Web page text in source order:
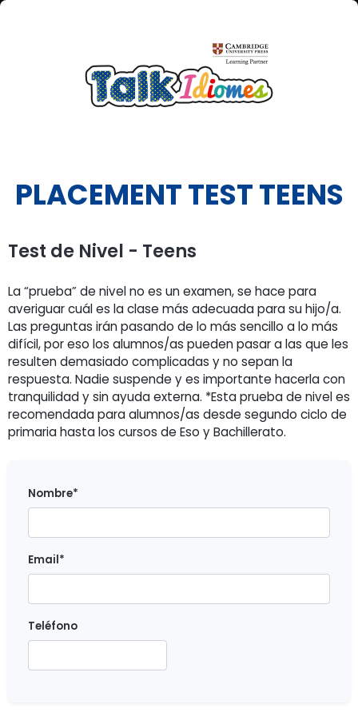
PLACEMENT TEST TEENS
Test de Nivel - Teens
La “prueba” de nivel no es un examen, se hace para
averiguar cuál es la clase más adecuada para su hijo/a.
Las preguntas irán pasando de lo más sencillo a lo más
difícil, por eso los alumnos/as pueden pasar a las que les
resulten demasiado complicadas y no sepan la
respuesta. Nadie suspende y es importante hacerla con
tranquilidad y sin ayuda externa. *Esta prueba de nivel es
recomendada para alumnos/as desde segundo ciclo de
primaria hasta los cursos de Eso y Bachillerato.
Nombre*
Email*
Teléfono